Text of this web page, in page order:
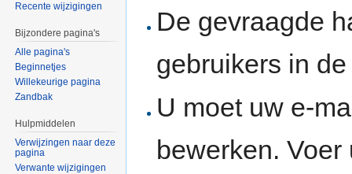
De gevraagde
gebruikers in
U moet uw e-
bewerken.
Recente wijzigingen
Bijzondere pagina's
Alle pagina's
Beginnetjes
Willekeurige pagina
Zandbak
Hulpmiddelen
Verwijzingen naar deze
pagina
Verwante wijzigingen